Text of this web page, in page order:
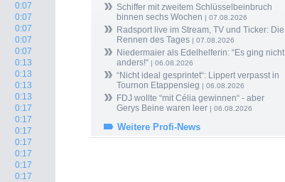
0:07
0:07
0:07
0:07
0:07
0:13
0:13
0:13
0:13
0:17
0:17
0:17
0:17
0:17
0:17
0:17
Schiffer mit zweitem Schlüsselbeinbruch
binnen sechs Wochen | 07.08.2026
Radsport live im Stream, TV und Ticker: Die
Rennen des Tages | 07.08.2026
Niedermaier als Edelhelferin: “Es ging nicht
anders!“ | 06.08.2026
“Nicht ideal gesprintet“: Lippert verpasst in
Tournon Etappensieg | 06.08.2026
FDJ wollte “mit Célia gewinnen“ - aber
Gerys Beine waren leer | 06.08.2026
Weitere Profi-News